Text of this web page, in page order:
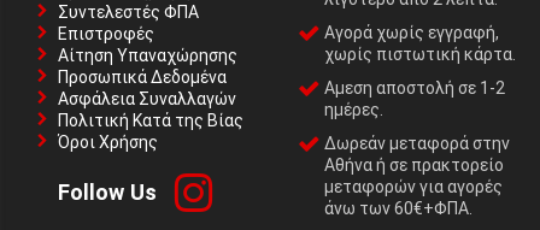
Συντελεστές ΦΠΑ
Επιστροφές
Αίτηση Υπαναχώρησης
Προσωπικά Δεδομένα
Ασφάλεια Συναλλαγών
Πολιτική Κατά της Βίας
Όροι Χρήσης
Follow Us
Αγορά χωρίς εγγραφή,
χωρίς πιστωτική κάρτα.
Αμεση αποστολή σε 1-2
ημέρες.
Δωρεάν μεταφορά στην
Αθήνα ή σε πρακτορείο
μεταφορών για αγορές
άνω των 60€+ΦΠΑ.